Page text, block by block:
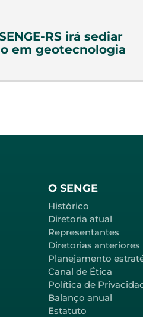
RS irá sediar
em geotecnologia
O SENGE
Histórico
Diretoria atual
Representantes
Diretorias anteriores
Planejamento
Canal de Ética
Política de
Balanço anual
Estatuto